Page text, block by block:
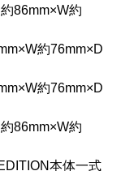
約
約76mm×D
約76mm×D
約
本体一式